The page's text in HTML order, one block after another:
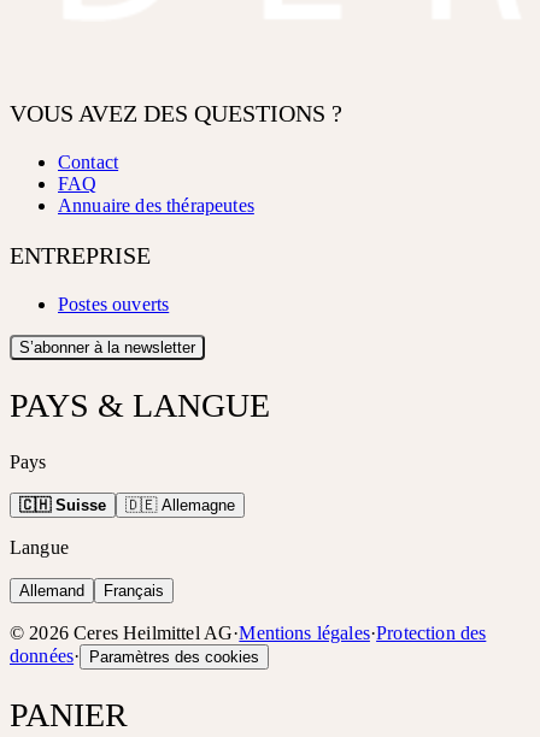
VOUS AVEZ DES QUESTIONS ?
Contact
FAQ
Annuaire des thérapeutes
ENTREPRISE
Postes ouverts
S’abonner à la newsletter
PAYS & LANGUE
Pays
🇨🇭 Suisse 🇩🇪 Allemagne
Langue
Allemand Français
© 2026 Ceres Heilmittel AG·Mentions légales·Protection des
données· Paramètres des cookies
PANIER